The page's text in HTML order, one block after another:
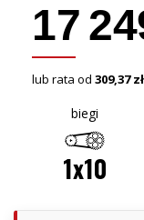
17
lub rata od 309,37 zł
biegi
1x10